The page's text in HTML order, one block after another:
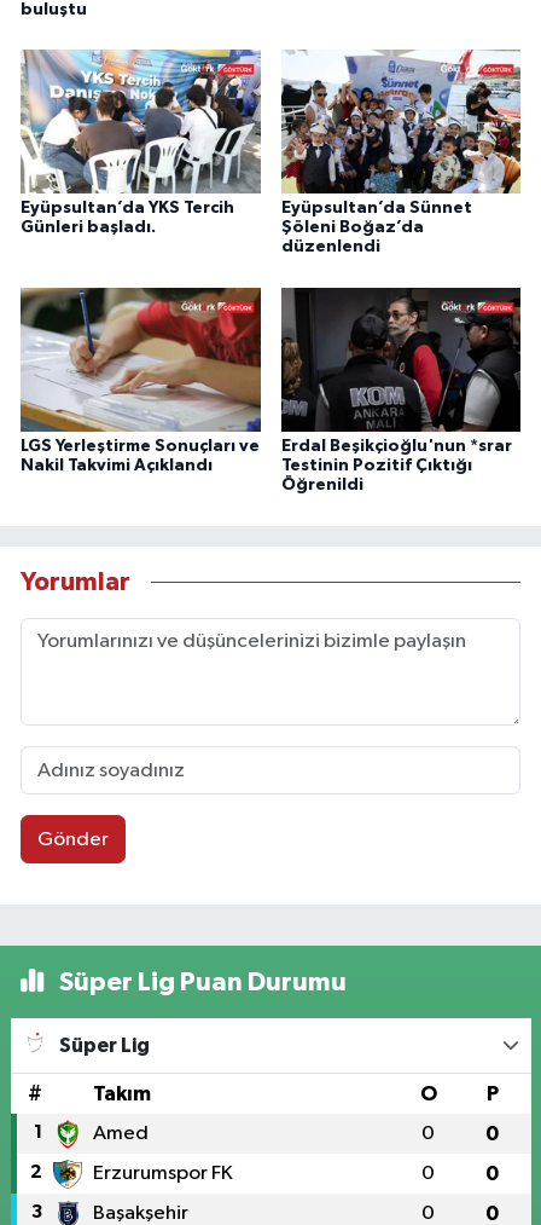
buluştu
Eyüpsultan’da YKS Tercih
Günleri başladı.
Eyüpsultan’da Sünnet
Şöleni Boğaz’da
düzenlendi
LGS Yerleştirme Sonuçları ve
Nakil Takvimi Açıklandı
Erdal Beşikçioğlu'nun *srar
Testinin Pozitif Çıktığı
Öğrenildi
Yorumlar
Gönder
Süper Lig Puan Durumu
Süper Lig
# Takım O P
1 Amed 0 0
2 Erzurumspor FK 0 0
3 Başakşehir 0 0